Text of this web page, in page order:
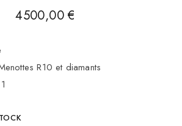
4500,00€
R10 et diamants